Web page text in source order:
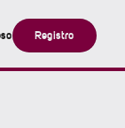
Registro